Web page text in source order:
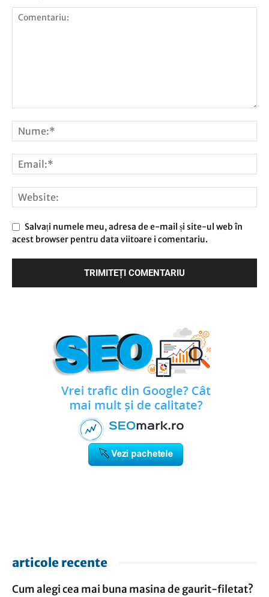
Salvați numele meu, adresa de e-mail și site-ul web în
acest browser pentru data viitoare i comentariu.
articole recente
Cum alegi cea mai buna masina de gaurit-filetat?